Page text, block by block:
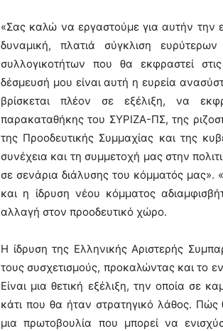
«Σας καλώ να εργαστούμε για αυτήν την
δυναμική, πλατιά σύγκλιση
συλλογικοτήτων που θα εκφραστεί
δέσμευσή μου είναι αυτή η ευρεία
βρίσκεται πλέον σε εξέλιξη, να
παρακαταθήκης του ΣΥΡΙΖΑ-ΠΣ, της
της Προοδευτικής Συμμαχίας και της
συνέχεια και τη συμμετοχή μας στην
σε σενάρια διάλυσης του κόμματός
και η ίδρυση νέου κόμματος
αλλαγή στον προοδευτικό χώρο.
Η ίδρυση της Ελληνικής Αριστερής
τους συσχετισμούς, προκαλώντας και το
Είναι μια θετική εξέλιξη, την οποία σε
κάτι που θα ήταν στρατηγικό λάθος.
μια πρωτοβουλία που μπορεί να